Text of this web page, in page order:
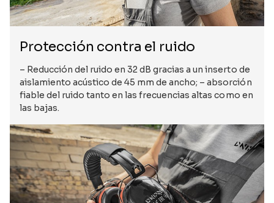
Protección contra el ruido
– Reducción del ruido en 32 dB gracias a un inserto de
aislamiento acústico de 45 mm de ancho; – absorción
fiable del ruido tanto en las frecuencias altas como en
las bajas.